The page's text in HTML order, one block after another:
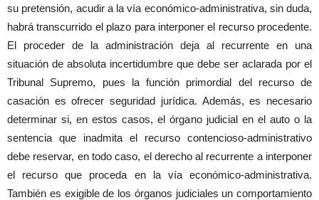
su pretensión, acudir a la vía económico-administrativa, sin duda,
habrá transcurrido el plazo para interponer el recurso procedente.
El proceder de la administración deja al recurrente en una
situación de absoluta incertidumbre que debe ser aclarada por el
Tribunal Supremo, pues la función primordial del recurso de
casación es ofrecer seguridad jurídica. Además, es necesario
determinar si, en estos casos, el órgano judicial en el auto o la
sentencia que inadmita el recurso contencioso-administrativo
debe reservar, en todo caso, el derecho al recurrente a interponer
el recurso que proceda en la vía económico-administrativa.
También es exigible de los órganos judiciales un comportamiento